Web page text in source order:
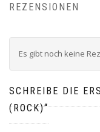
REZENSIONEN
Es gibt noch keine
SCHREIBE DIE
(ROCK)“